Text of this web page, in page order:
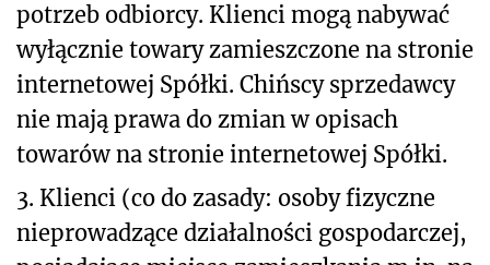
potrzeb odbiorcy. Klienci mogą nabywać
wyłącznie towary zamieszczone na stronie
internetowej Spółki. Chińscy sprzedawcy
nie mają prawa do zmian w opisach
towarów na stronie internetowej Spółki.
3. Klienci (co do zasady: osoby fizyczne
nieprowadzące działalności gospodarczej,